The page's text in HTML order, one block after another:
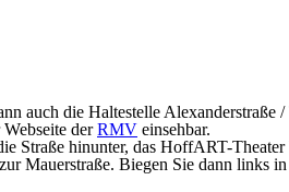
auch die Haltestelle
derRMV einsehbar.
Straße hinunter, das HoffART-
Mauerstraße. Biegen Sie dann links